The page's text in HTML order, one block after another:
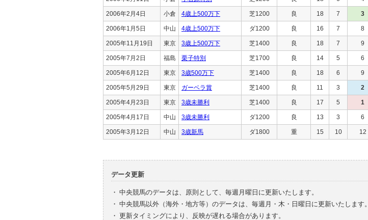
2006年2月4日 小倉 4歳上500万下 芝1200 良 18 7 3
2006年1月5日 中山 4歳上500万下 ダ1200 良 16 7 8
2005年11月19日 東京 3歳上500万下 芝1400 良 18 7 9
2005年7月2日 福島 栗子特別 芝1700 良 14 5 6
2005年6月12日 東京 3歳500万下 芝1400 良 18 6 9
2005年5月29日 東京 ガーベラ賞 芝1400 良 11 3 2
2005年4月23日 東京 3歳未勝利 芝1400 良 17 5 1
2005年4月17日 中山 3歳未勝利 ダ1200 良 13 3 6
2005年3月12日 中山 3歳新馬 ダ1800 重 15 10 12
データ更新
・ 中央競馬のデータは、原則として、毎週月曜日に更新いたします。
・ 中央競馬以外（海外・地方等）のデータは、毎週月・木・日曜日に更新いたします。
・ 更新タイミングにより、反映が遅れる場合があります。